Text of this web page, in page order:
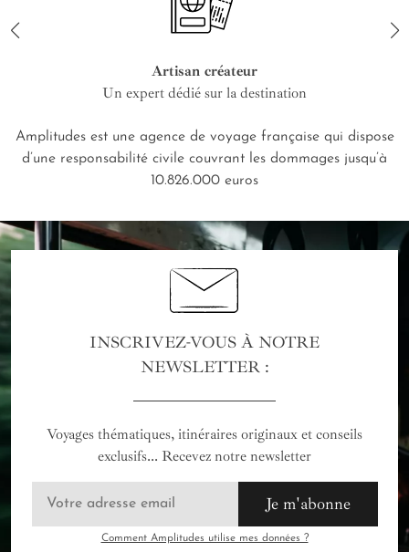
Artisan créateur
Un expert dédié sur la destination
Amplitudes est une agence de voyage française qui dispose
d’une responsabilité civile couvrant les dommages jusqu’à
10.826.000 euros
INSCRIVEZ-VOUS À NOTRE
NEWSLETTER :
Voyages thématiques, itinéraires originaux et conseils
exclusifs... Recevez notre newsletter
Je m'abonne
Comment Amplitudes utilise mes données ?